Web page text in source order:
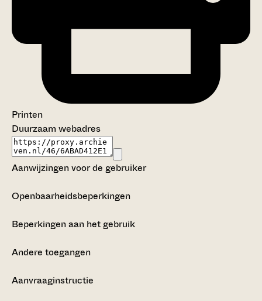
Printen
Duurzaam webadres
Aanwijzingen voor de gebruiker
Openbaarheidsbeperkingen
Beperkingen aan het gebruik
Andere toegangen
Aanvraaginstructie